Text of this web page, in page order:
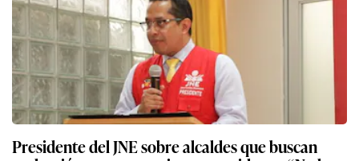
Presidente del JNE sobre alcaldes que buscan